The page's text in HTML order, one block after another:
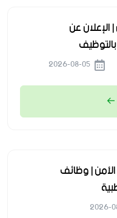
الإعلان عن
| وظائف